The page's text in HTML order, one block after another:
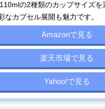
の2種類のカップサイズを
なカプセル展開も魅力です。
Amazonで見る
楽天市場で見る
Yahoo!で見る